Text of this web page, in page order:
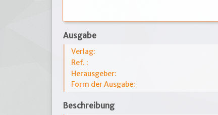
Ausgabe
Verlag:
Ref. :
Herausgeber:
Form der Ausgabe:
Beschreibung